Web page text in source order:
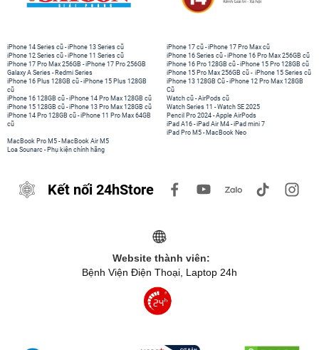
iPhone 14 Series cũ -iPhone 13 Series cũ
iPhone 12 Series cũ -iPhone 11 Series cũ
iPhone 17 Pro Max 256GB -iPhone 17 Pro 256GB
Galaxy A Series - Redmi Series
iPhone 17 cũ -iPhone 17 Pro Max cũ
iPhone 16 Series cũ - iPhone 16 Pro Max 256GB cũ
iPhone 16 Pro 128GB cũ -iPhone 15 Pro 128GB cũ
iPhone 15 Pro Max 256GB cũ - iPhone 15 Series cũ
iPhone 16 Plus 128GB cũ -iPhone 15 Plus 128GB
cũ
iPhone 16 128GB cũ -iPhone 14 Pro Max 128GB cũ
iPhone 15 128GB cũ -iPhone 13 Pro Max 128GB cũ
iPhone 14 Pro 128GB cũ -iPhone 11 Pro Max 64GB
cũ
iPhone 13 128GB Cũ -iPhone 12 Pro Max 128GB
Cũ
Watch cũ -AirPods cũ
Watch Series 11 -Watch SE 2025
Pencil Pro 2024 -Apple AirPods
iPad A16 -iPad Air M4 -iPad mini 7
iPad Pro M5 - MacBook Neo
MacBook Pro M5 - MacBook Air M5
Loa Sounarc - Phụ kiện chính hãng
Kết nối 24hStore
Website thành viên:
Bệnh Viện Điện Thoại, Laptop 24h